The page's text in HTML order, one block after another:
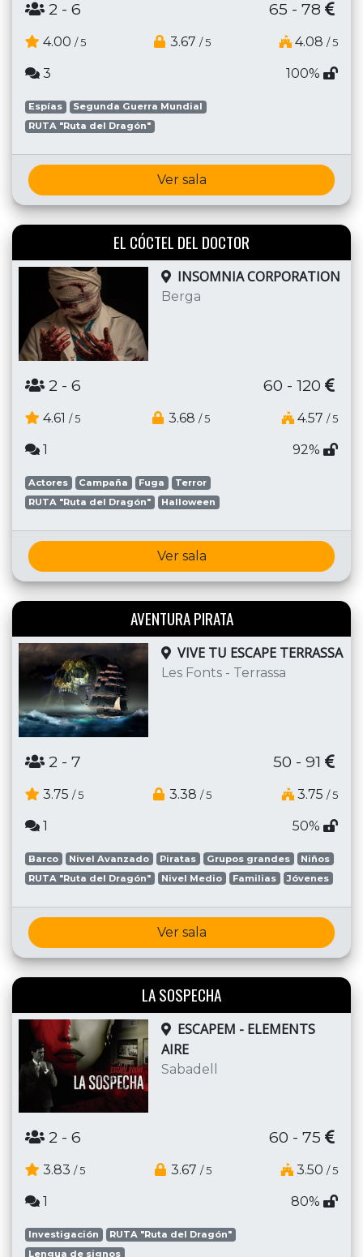
2 - 6 65 - 78
4.00 / 5 3.67 / 5 4.08 / 5
3 100%
Espías
Segunda Guerra Mundial
RUTA "Ruta del Dragón"
Ver sala
EL CÓCTEL DEL DOCTOR
INSOMNIA CORPORATION
Berga
2 - 6 60 - 120
4.61 / 5 3.68 / 5 4.57 / 5
1 92%
Actores Campaña Fuga
Terror
RUTA "Ruta del Dragón"
Halloween
Ver sala
AVENTURA PIRATA
VIVE TU ESCAPE TERRASSA
Les Fonts - Terrassa
2 - 7 50 - 91
3.75 / 5 3.38 / 5 3.75 / 5
1 50%
Barco Nivel Avanzado Piratas Grupos grandes
Niños
RUTA "Ruta del Dragón"
Nivel Medio Familias Jóvenes
Ver sala
LA SOSPECHA
ESCAPEM - ELEMENTS
AIRE
Sabadell
2 - 6 60 - 75
3.83 / 5 3.67 / 5 3.50 / 5
1 80%
Investigación
RUTA "Ruta del Dragón"
Lengua de signos